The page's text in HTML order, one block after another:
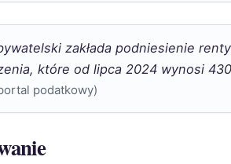
zakłada podniesienie
które od lipca 2024 wynosi
podatkowy)